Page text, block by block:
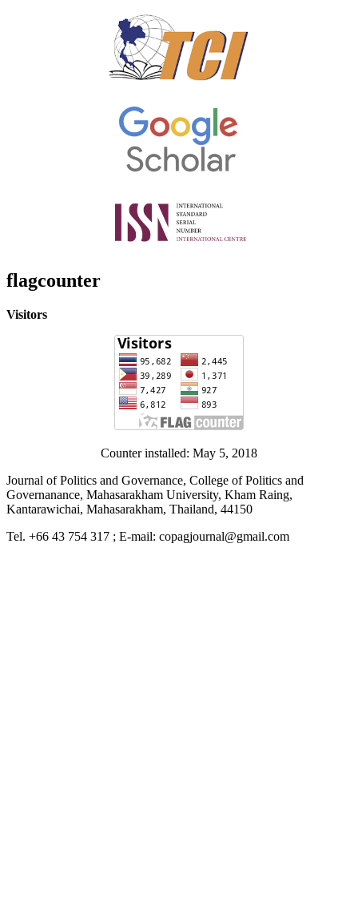
flagcounter
Visitors
Counter installed: May 5, 2018
Journal of Politics and Governance, College of Politics and
Governanance, Mahasarakham University, Kham Raing,
Kantarawichai, Mahasarakham, Thailand, 44150
Tel. +66 43 754 317 ; E-mail: copagjournal@gmail.com